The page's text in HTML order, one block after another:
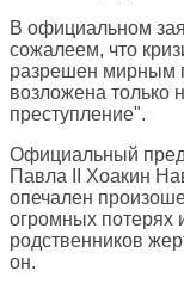
В официальном
сожалеем, что
разрешен мирным
возложена только
преступление".
Официальный
Павла II Хоакин
опечален
огромных потерях
родственников
он.